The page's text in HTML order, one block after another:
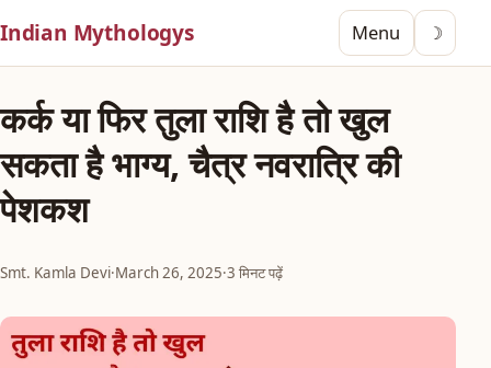
Indian Mythologys Menu ☽
कर्क या फिर तुला राशि है तो खुल
सकता है भाग्य, चैत्र नवरात्रि की
पेशकश
Smt. Kamla Devi·March 26, 2025·3 मिनट पढ़ें